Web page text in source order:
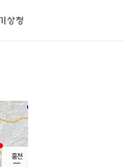
홍천